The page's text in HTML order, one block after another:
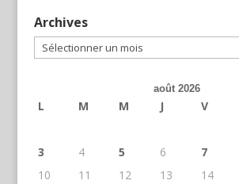
Archives
Archives
août 2026
L M M J V
3
4 5 6 7
10
11 12 13 14